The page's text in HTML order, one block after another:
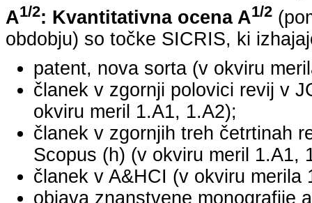
A1/2: Kvantitativna ocena A1/2
obdobju) so točke SICRIS, ki
patent, nova sorta (v okviru
članek v zgornji polovici revij v
okviru meril 1.A1, 1.A2);
članek v zgornjih treh četrtinah
Scopus (h) (v okviru meril 1.A1,
članek v A&HCI (v okviru merila
objava znanstvene monografije